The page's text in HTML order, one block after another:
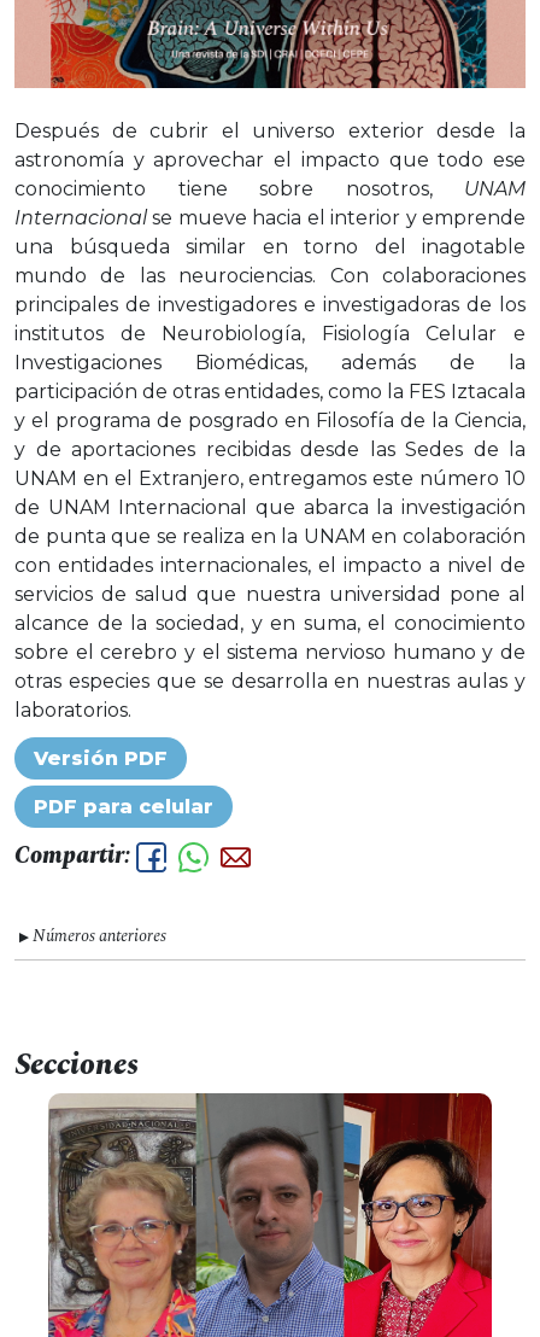
Después de cubrir el universo exterior desde la
astronomía y aprovechar el impacto que todo ese
conocimiento tiene sobre nosotros, UNAM
Internacional se mueve hacia el interior y emprende
una búsqueda similar en torno del inagotable
mundo de las neurociencias. Con colaboraciones
principales de investigadores e investigadoras de los
institutos de Neurobiología, Fisiología Celular e
Investigaciones Biomédicas, además de la
participación de otras entidades, como la FES Iztacala
y el programa de posgrado en Filosofía de la Ciencia,
y de aportaciones recibidas desde las Sedes de la
UNAM en el Extranjero, entregamos este número 10
de UNAM Internacional que abarca la investigación
de punta que se realiza en la UNAM en colaboración
con entidades internacionales, el impacto a nivel de
servicios de salud que nuestra universidad pone al
alcance de la sociedad, y en suma, el conocimiento
sobre el cerebro y el sistema nervioso humano y de
otras especies que se desarrolla en nuestras aulas y
laboratorios.
Versión PDF
PDF para celular
Compartir:
▼Números anteriores
Secciones